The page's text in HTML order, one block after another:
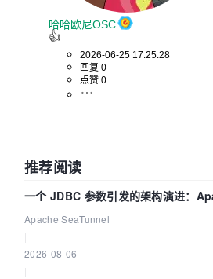
哈哈欧尼OSC
👍
2026-06-25 17:25:28
回复 0
点赞 0
推荐阅读
一个 JDBC 参数引发的架构演进：
解决数据同步中的“定时 Flush”难题
Apache SeaTunnel
2026-08-06